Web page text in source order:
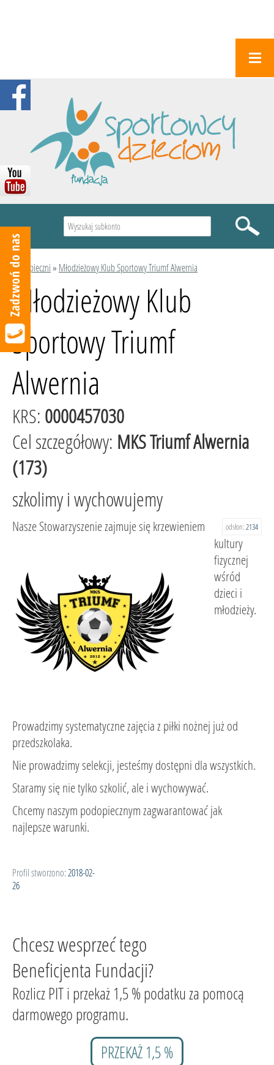
Podopieczni» Młodzieżowy Klub Sportowy Triumf Alwernia
Młodzieżowy Klub
Sportowy Triumf
Alwernia
KRS: 0000457030
Cel szczegółowy: MKS Triumf Alwernia
(173)
szkolimy i wychowujemy
odsłon:2134
Nasze Stowarzyszenie zajmuje się krzewieniem
kultury
fizycznej
wśród
dzieci i
młodzieży.
Prowadzimy systematyczne zajęcia z piłki nożnej już od
przedszkolaka.
Nie prowadzimy selekcji, jesteśmy dostępni dla wszystkich.
Staramy się nie tylko szkolić, ale i wychowywać.
Chcemy naszym podopiecznym zagwarantować jak
najlepsze warunki.
Profil stworzono: 2018-02-
26
Chcesz wesprzeć tego
Beneficjenta Fundacji?
Rozlicz PIT i przekaż 1,5 % podatku za pomocą
darmowego programu.
PRZEKAŻ 1,5 %